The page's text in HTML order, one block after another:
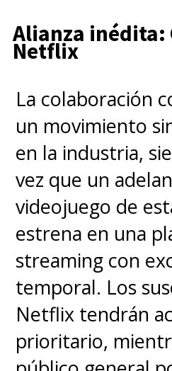
Alianza inédita:
Netflix
La colaboración
un movimiento
en la industria,
vez que un
videojuego de
estrena en una
streaming con
temporal. Los
Netflix tendrán
prioritario,